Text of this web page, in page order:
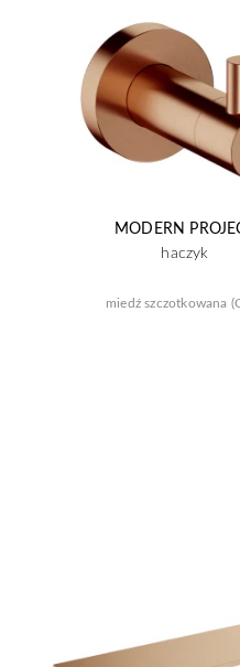
MODERN
haczyk
miedź szczotkowana